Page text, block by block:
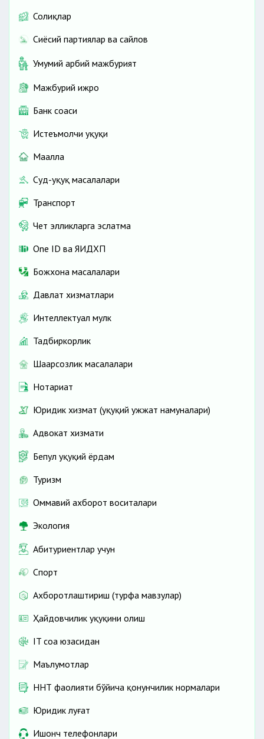
Солиқлар
Сиёсий партиялар ва сайлов
Умумий ҳарбий мажбурият
Мажбурий ижро
Банк соҳаси
Истеъмолчи ҳуқуқи
Маҳалла
Суд-ҳуқуқ масалалари
Транспорт
Чет элликларга эслатма
One ID ва ЯИДХП
Божхона масалалари
Давлат хизматлари
Интеллектуал мулк
Тадбиркорлик
Шаҳарсозлик масалалари
Нотариат
Юридик хизмат (ҳуқуқий ҳужжат намуналари)
Адвокат хизмати
Бепул ҳуқуқий ёрдам
Туризм
Оммавий ахборот воситалари
Экология
Абитуриентлар учун
Спорт
Ахборотлаштириш (турфа мавзулар)
Ҳайдовчилик ҳуқуқини олиш
IT соҳа юзасидан
Маълумотлар
ННТ фаолияти бўйича қонунчилик нормалари
Юридик луғат
Ишонч телефонлари